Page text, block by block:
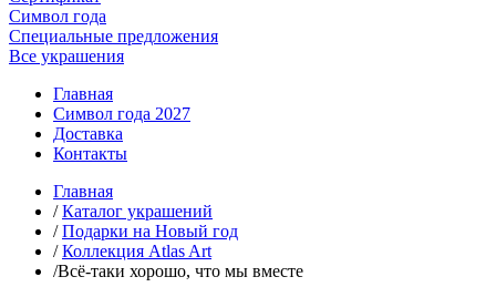
Символ года
Специальные предложения
Все украшения
Главная
Символ года 2027
Доставка
Контакты
Главная
/Каталог украшений
/Подарки на Новый год
/Коллекция Atlas Art
/Всё-таки хорошо, что мы вместе